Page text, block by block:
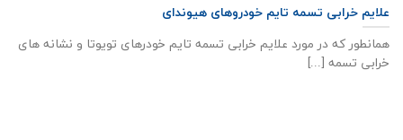
علایم خرابی تسمه تایم خودروهای هیوندای
همانطور که در مورد علایم خرابی تسمه تایم خودرهای تویوتا و نشانه های
خرابی تسمه [...]